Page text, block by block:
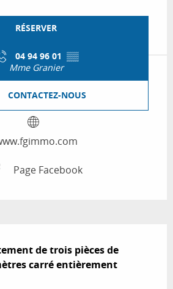
RÉSERVER
04 94 96 01 ▒▒
Mme Granier
CONTACTEZ-NOUS
Page Facebook
de trois pièces de
carré entièrement